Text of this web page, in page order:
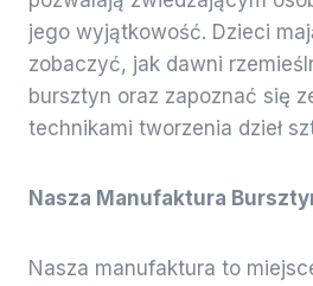
jego wyjątkowość. Dzieci
zobaczyć, jak dawni
bursztyn oraz zapoznać się
technikami tworzenia dzieł
Nasza Manufaktura
Nasza manufaktura to